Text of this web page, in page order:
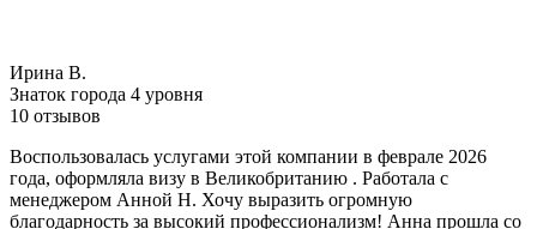
Ирина В.
Знаток города 4 уровня
10 отзывов
Воспользовалась услугами этой компании в феврале 2026
года, оформляла визу в Великобританию . Работала с
менеджером Анной Н. Хочу выразить огромную
благодарность за высокий профессионализм! Анна прошла со